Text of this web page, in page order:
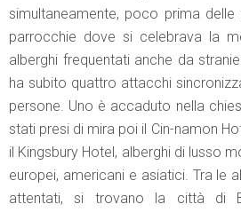
simultaneamente, poco prima
parrocchie dove si celebrava la
alberghi frequentati anche da
ha subito quattro attacchi
persone. Uno è accaduto nella
stati presi di mira poi il Cin-namon
il Kingsbury Hotel, alberghi di lusso
europei, americani e asiatici. Tra le
attentati, si trovano la città di